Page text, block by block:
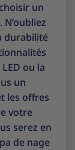
un
durabilité
ou la
un
les offres
votre
serez en
de nage